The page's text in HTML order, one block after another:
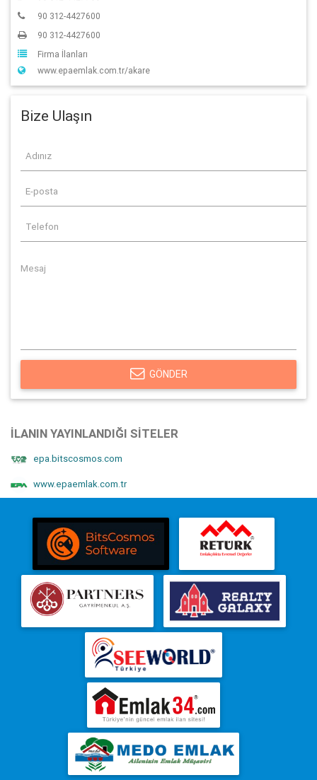
90 312-4427600
90 312-4427600
Firma İlanları
www.epaemlak.com.tr/akare
Bize Ulaşın
GÖNDER
İLANIN YAYINLANDIĞI SITELER
epa.bitscosmos.com
www.epaemlak.com.tr